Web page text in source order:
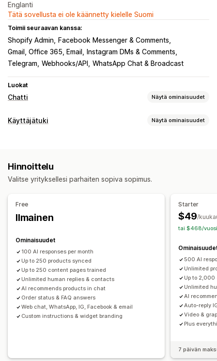
Englanti
Tätä sovellusta ei ole käännetty kielelle Suomi
Toimii seuraavan kanssa:
Shopify Admin
Facebook Messenger & Comments
Gmail, Office 365, Email
Instagram DMs & Comments
Telegram Webhooks/API WhatsApp Chat & Broadcast
Luokat
Chatti Näytä ominaisuudet
Reaaliaikaiset viestit
Asiakaspalvelijoiden analytiikka
Ostoskorin palautus
Tervehdykset
Mukautukset
Väri ja fontti
Emojit ja tarrat
Aukioloajat
Tervetuloviestit Chattipainikkeet
Keskustelujen kohdistaminen Keskustelukehotteet
Asiakaspalvelijan avatar
Käyttäjätuki Näytä ominaisuudet
Help Center Usein kysyttyä
Sääntöpohjaiset käynnistimet
Roskapostin tunnistus Tilausten seuranta
Monikielisyys
Analytiikka
Hinnoittelu
Valitse yrityksellesi parhaiten sopiva sopimus.
Free
Ilmainen
Ominaisuudet
100 AI responses per month
Up to 250 products synced
Up to 250 content pages trained
Unlimited human replies & contacts
AI recommends products in chat
Order status & FAQ answers
Web chat, WhatsApp, IG, Facebook & email
Custom instructions & widget branding
Starter
$49/
tai $468/
500 AI
Unlimited
Up to
Unlimited
AI
Auto-reply
Video &
Plus
7 päivän